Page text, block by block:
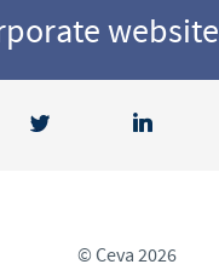
website
© Ceva 2026